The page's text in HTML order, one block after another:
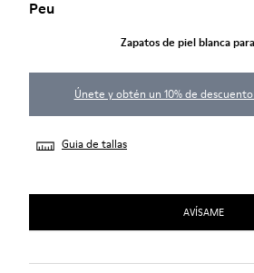
Peu
Zapatos de piel blanca
Únete y obtén un 10% de
Guia de tallas
AVÍSAME